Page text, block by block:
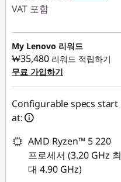
VAT 포함
즉시 할인: :-
₩517,923
My Lenovo 리워드
₩35,480 리워드 적립하기
무료 가입하기
Configurable specs start
at:
AMD Ryzen™ 5 220
프로세서 (3.20 GHz 최
대 4.90 GHz)